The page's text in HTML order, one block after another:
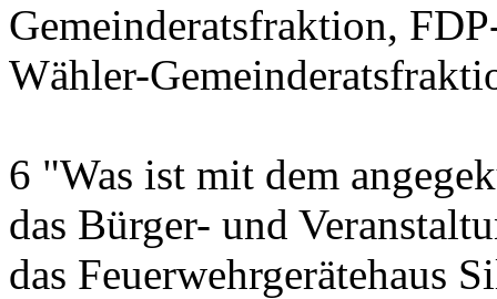
Gemeinderatsfraktion,
Wähler-
6 "Was ist mit dem
das Bürger- und
das Feuerwehrgerätehaus